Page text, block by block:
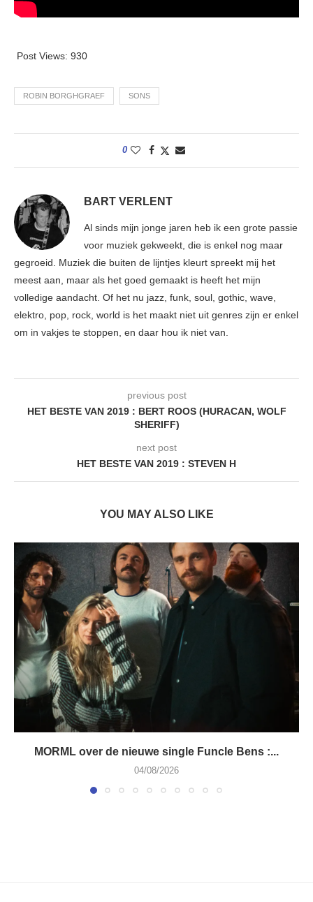
Post Views: 930
ROBIN BORGHGRAEF SONS
0
BART VERLENT
Al sinds mijn jonge jaren heb ik een grote passie
voor muziek gekweekt, die is enkel nog maar
gegroeid. Muziek die buiten de lijntjes kleurt spreekt mij het
meest aan, maar als het goed gemaakt is heeft het mijn
volledige aandacht. Of het nu jazz, funk, soul, gothic, wave,
elektro, pop, rock, world is het maakt niet uit genres zijn er enkel
om in vakjes te stoppen, en daar hou ik niet van.
previous post
HET BESTE VAN 2019 : BERT ROOS (HURACAN, WOLF
SHERIFF)
next post
HET BESTE VAN 2019 : STEVEN H
YOU MAY ALSO LIKE
MORML over de nieuwe single Funcle Bens :...
04/08/2026